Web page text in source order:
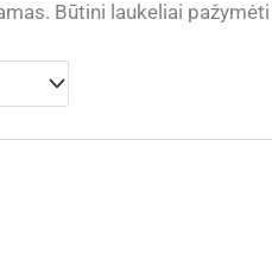
Būtini laukeliai pažymėti